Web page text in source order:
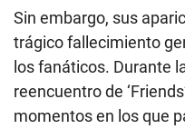
Sin embargo, sus
trágico fallecimiento
los fanáticos. Durante
reencuentro de
momentos en los que